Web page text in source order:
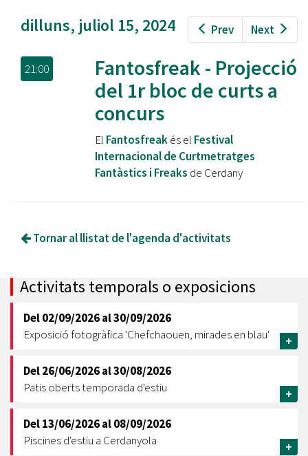
Prev Next
dilluns, juliol 15, 2024
21:00
Fantosfreak - Projecció
del 1r bloc de curts a
concurs
El Fantosfreakés el Festival
Internacional de Curtmetratges
Fantàstics i Freaks de Cerdany
Tornar al llistat de l'agenda d'activitats
Activitats temporals o exposicions
Del02/09/2026al30/09/2026
Exposició fotogràfica 'Chefchaouen, mirades en blau'
+
Del26/06/2026al30/08/2026
Patis oberts temporada d'estiu
+
Del13/06/2026al08/09/2026
Piscines d'estiu a Cerdanyola
+